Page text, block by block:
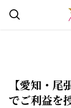
【愛知・
でご利益を